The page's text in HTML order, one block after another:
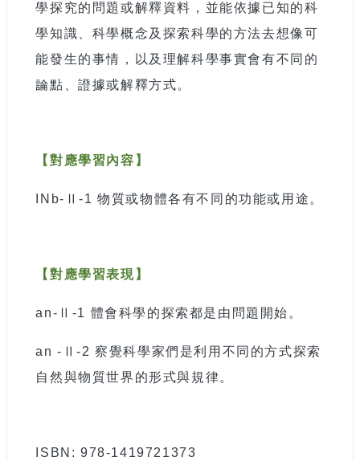
學探究的問題或解釋資料，並能依據已知的科
學知識、科學概念及探索科學的方法去想像可
能發生的事情，以及理解科學事實會有不同的
論點、證據或解釋方式。
【對應學習內容】
INb- Ⅱ-1物質或物體各有不同的功能或用途。
【對應學習表現】
an- Ⅱ -1 體會科學的探索都是由問題開始。
an - Ⅱ-2察覺科學家們是利用不同的方式探索
自然與物質世界的形式與規律。
ISBN: 978-1419721373